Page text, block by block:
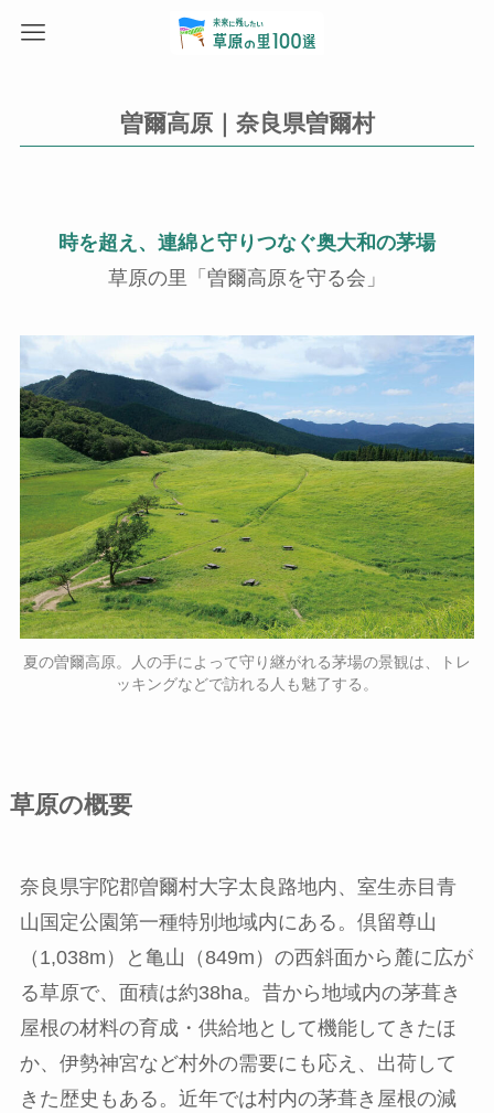
曽爾高原｜奈良県曽爾村
時を超え、連綿と守りつなぐ奥大和の茅場
草原の里「曽爾高原を守る会」
夏の曽爾高原。人の手によって守り継がれる茅場の景観は、トレ
ッキングなどで訪れる人も魅了する。
草原の概要
奈良県宇陀郡曽爾村大字太良路地内、室生赤目青
山国定公園第一種特別地域内にある。倶留尊山
（1,038m）と亀山（849m）の西斜面から麓に広が
る草原で、面積は約38ha。昔から地域内の茅葺き
屋根の材料の育成・供給地として機能してきたほ
か、伊勢神宮など村外の需要にも応え、出荷して
きた歴史もある。近年では村内の茅葺き屋根の減